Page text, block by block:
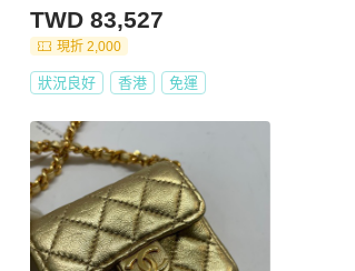
TWD 83,527
現折 2,000
狀況良好 香港 免運